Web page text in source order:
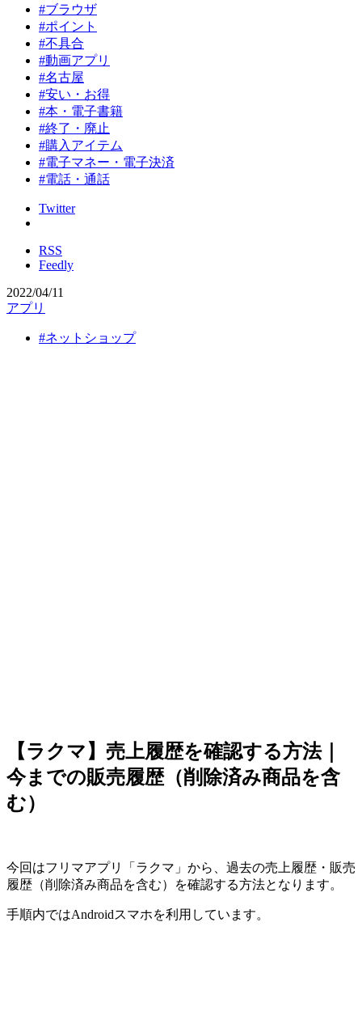
#ブラウザ
#ポイント
#不具合
#動画アプリ
#名古屋
#安い・お得
#本・電子書籍
#終了・廃止
#購入アイテム
#電子マネー・電子決済
#電話・通話
Twitter
RSS
Feedly
2022/04/11
アプリ
#ネットショップ
【ラクマ】売上履歴を確認する方法｜
今までの販売履歴（削除済み商品を含
む）
今回はフリマアプリ「ラクマ」から、過去の売上履歴・販売
履歴（削除済み商品を含む）を確認する方法となります。
手順内ではAndroidスマホを利用しています。